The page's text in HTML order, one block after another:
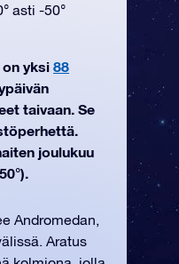
asti -50°
yksi 88
taivaan. Se
joulukuu
Andromedan,
Aratus